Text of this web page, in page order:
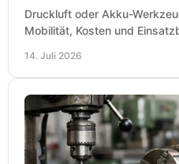
Druckluft oder Akku-
Mobilität, Kosten und
14. Juli 2026